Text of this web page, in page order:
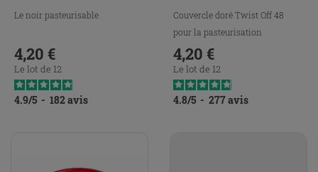
Le noir pasteurisable
Prix
4,20 €
Le lot de 12
4.9/5 - 182avis
Couvercle doré Twist Off 48
pour la pasteurisation
Prix
4,20 €
Le lot de 12
4.8/5 - 277avis